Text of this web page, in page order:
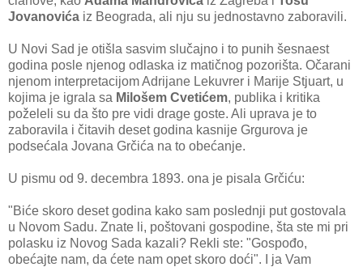
Jovanovića iz Beograda, ali nju su jednostavno zaboravili.
U Novi Sad je otišla sasvim slučajno i to punih šesnaest
godina posle njenog odlaska iz matičnog pozorišta. Očarani
njenom interpretacijom Adrijane Lekuvrer i Marije Stjuart, u
kojima je igrala sa Milošem Cvetićem, publika i kritika
poželeli su da što pre vidi drage goste. Ali uprava je to
zaboravila i čitavih deset godina kasnije Grgurova je
podsećala Jovana Grčića na to obećanje.
U pismu od 9. decembra 1893. ona je pisala Grčiću:
"Biće skoro deset godina kako sam poslednji put gostovala
u Novom Sadu. Znate li, poštovani gospodine, šta ste mi pri
polasku iz Novog Sada kazali? Rekli ste: "Gospođo,
obećajte nam, da ćete nam opet skoro doći". I ja Vam